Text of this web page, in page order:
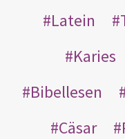
Latein
Karies
Bibellesen
Cäsar